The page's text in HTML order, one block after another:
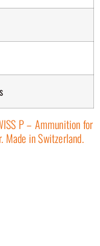
P – Ammunition for
Made in Switzerland.